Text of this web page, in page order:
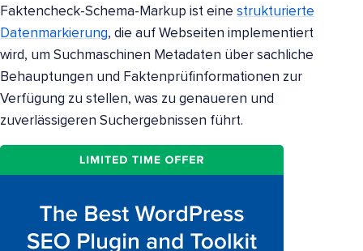
Faktencheck-Schema-Markup ist eine strukturierte
Datenmarkierung, die auf Webseiten implementiert
wird, um Suchmaschinen Metadaten über sachliche
Behauptungen und Faktenprüfinformationen zur
Verfügung zu stellen, was zu genaueren und
zuverlässigeren Suchergebnissen führt.